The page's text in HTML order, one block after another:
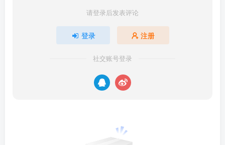
请登录后发表评论
登录 注册
社交账号登录